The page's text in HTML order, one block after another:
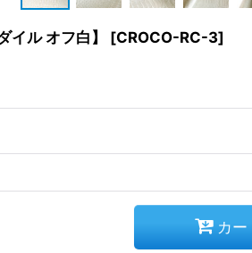
イル オフ白】 [CROCO-RC-3]
カー